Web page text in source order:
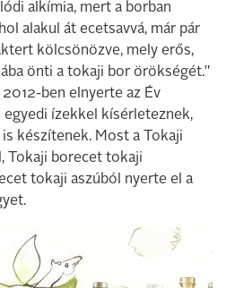
alkímia, mert a borban
alakul át ecetsavvá, már pár
kölcsönözve, mely erős,
önti a tokaji bor örökségét."
ben elnyerte az Év
egyedi ízekkel kísérleteznek,
készítenek. Most a Tokaji
Tokaji borecet tokaji
tokaji aszúból nyerte el a